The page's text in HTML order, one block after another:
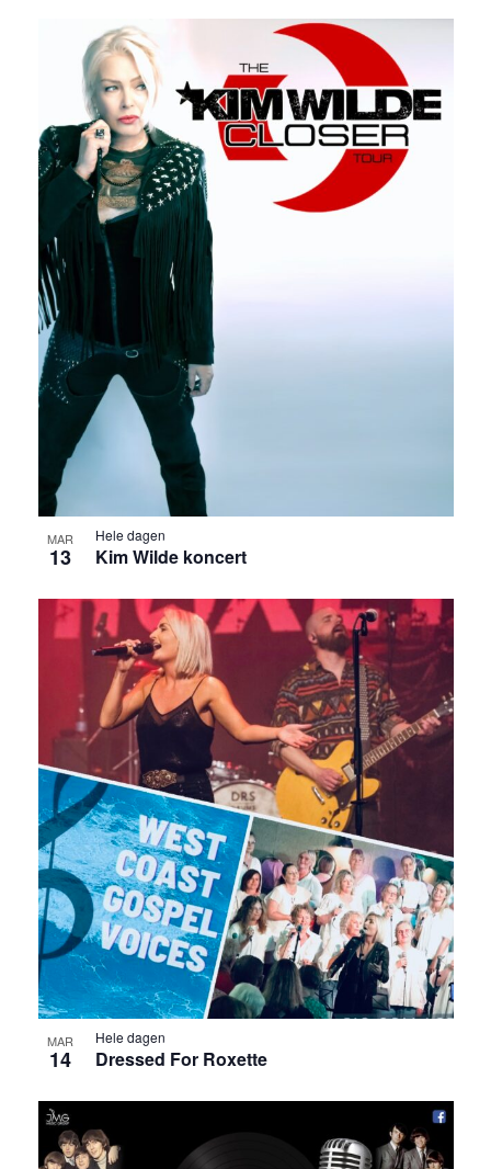
MAR
13
Hele dagen
Kim Wilde koncert
MAR
14
Hele dagen
Dressed For Roxette